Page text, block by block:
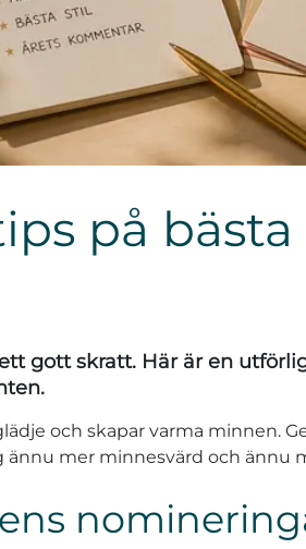
på bästa
gott skratt. Här är en
och skapar varma minnen.
mer minnesvärd och ännu